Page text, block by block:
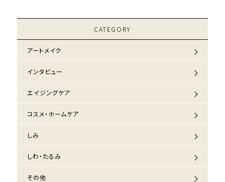
CATEGORY
アートメイク
インタビュー
エイジングケア
コスメ・ホームケア
しみ
しわ・たるみ
その他